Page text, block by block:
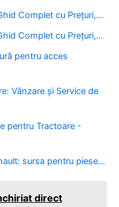
Complet cu Prețuri,…
Complet cu Prețuri,…
pentru acces
Vânzare și Service de
pentru Tractoare -
sursa pentru piese…
direct